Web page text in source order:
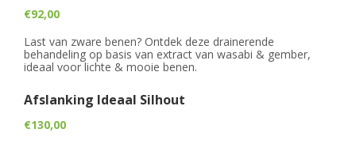
€92,00
Last van zware benen? Ontdek deze drainerende
behandeling op basis van extract van wasabi & gember,
ideaal voor lichte & mooie benen.
Afslanking Ideaal Silhout
€130,00